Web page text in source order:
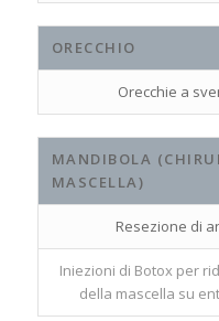
ORECCHIO
Orecchie a
MANDIBOLA
MASCELLA)
Resezione di
Iniezioni di Botox per
della mascella su